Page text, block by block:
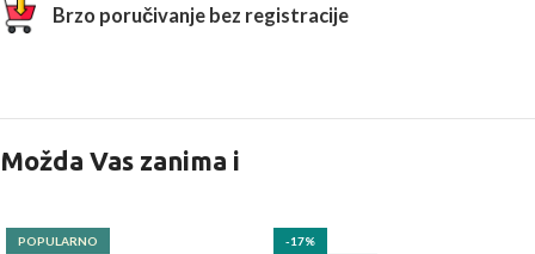
Brzo poručivanje bez registracije
Možda Vas zanima i
POPULARNO
-17%